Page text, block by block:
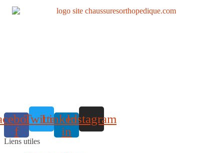
f
TwitterLinkedin-
in
Instagram
Liens utiles